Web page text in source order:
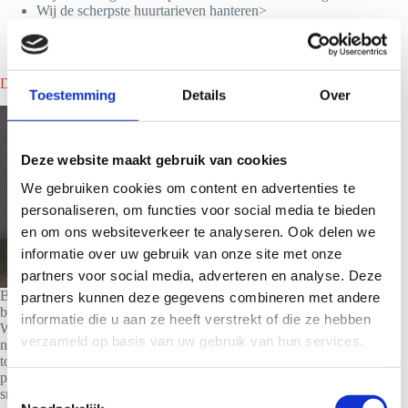
Toestemming Details Over
Deze website maakt gebruik van cookies
We gebruiken cookies om content en advertenties te
personaliseren, om functies voor social media te bieden
en om ons websiteverkeer te analyseren. Ook delen we
informatie over uw gebruik van onze site met onze
partners voor social media, adverteren en analyse. Deze
partners kunnen deze gegevens combineren met andere
informatie die u aan ze heeft verstrekt of die ze hebben
verzameld op basis van uw gebruik van hun services.
T
Wij de scherpste huurtarieven hanteren>
Direct een smoothiebar huren in Weststellingwerf?
Ben je benieuwd naar wat we voor jouw happening kunnen
betekenen en wat het kost om een smoothiebar te huren in
Weststellingwerf? Neem dan vrijblijvend contact met ons op.
nadien zul je binnen 24 uur een aanbod op maat van ons
toegestuurd krijgen.Bij ons ben je verzekerd van de beste
prijs/kwaliteitsverhouding en onze genegenheid voor
smoothies proef je terug.